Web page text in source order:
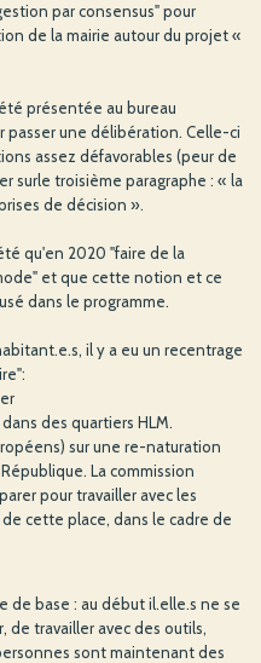
par consensus" pour
de la mairie autour du projet «
présentée au bureau
passer une délibération. Celle-ci
assez défavorables (peur de
surle troisième paragraphe : « la
de décision ».
qu'en 2020 "faire de la
et que cette notion et ce
dans le programme.
il y a eu un recentrage
des quartiers HLM.
sur une re-naturation
La commission
pour travailler avec les
cette place, dans le cadre de
de base : au début il.elle.s ne se
de travailler avec des outils,
sont maintenant des